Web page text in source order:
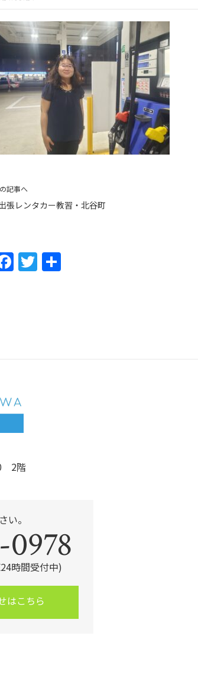
記事へ
張レンタカー教習・北谷町
F
k
T
2階
い。
時間受付中)
はこちら